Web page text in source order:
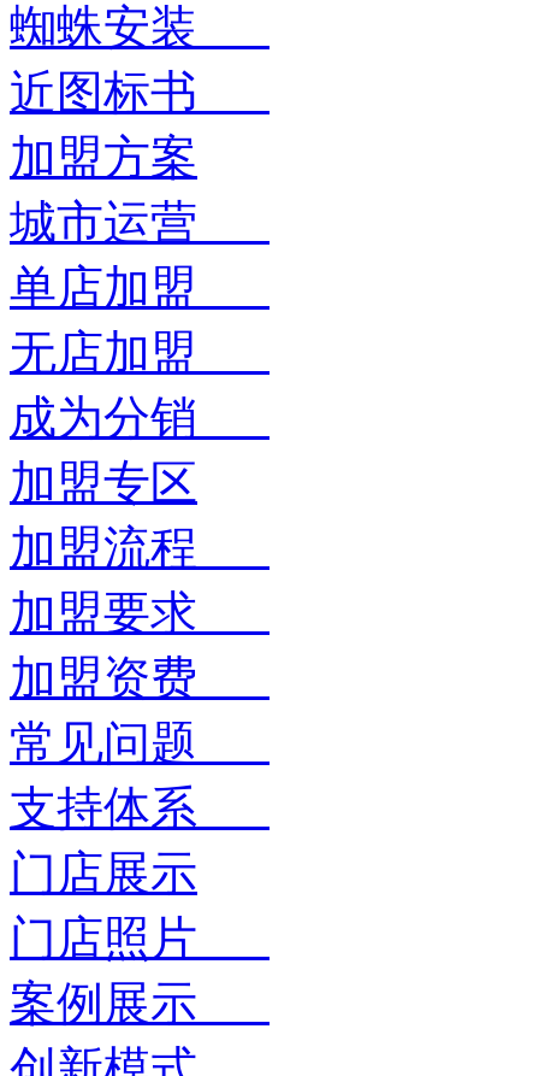
蜘蛛安装
近图标书
加盟方案
城市运营
单店加盟
无店加盟
成为分销
加盟专区
加盟流程
加盟要求
加盟资费
常见问题
支持体系
门店展示
门店照片
案例展示